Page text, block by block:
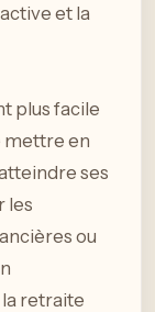
et la
plus facile
mettre en
ses
les
ou
retraite